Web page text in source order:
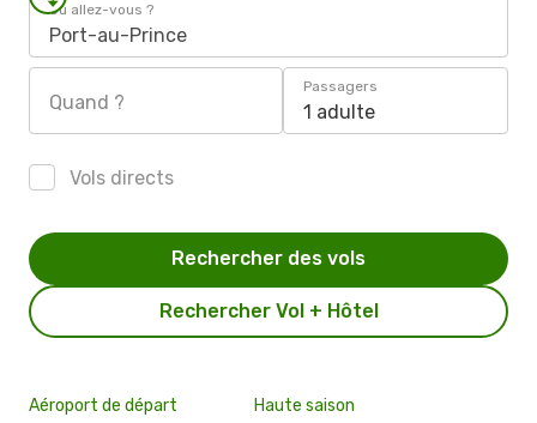
Où allez-vous ?
Port-au-Prince
Quand ?
Passagers
1 adulte
Vols directs
Rechercher Vol + Hôtel
Rechercher des vols
Aéroport de départ Haute saison